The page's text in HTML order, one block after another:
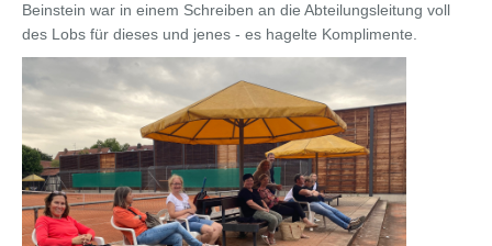
Beinstein war in einem Schreiben an die Abteilungsleitung voll
des Lobs für dieses und jenes - es hagelte Komplimente.